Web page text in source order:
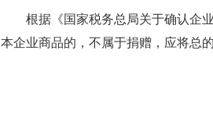
根据《国家税务总局关于确认企业
本企业商品的，不属于捐赠，应将总